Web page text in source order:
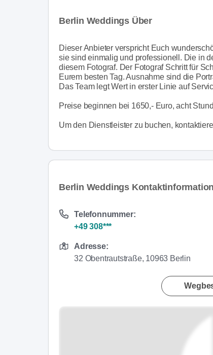
Berlin Weddings Über
Dieser Anbieter verspricht Euch
sie sind einmalig und professionell. Die in
diesem Fotograf. Der Fotograf Schritt für
Eurem besten Tag. Ausnahme sind die
Das Team legt Wert in erster Linie auf
Preise beginnen bei 1650,- Euro, acht
Um den Dienstleister zu buchen,
Berlin Weddings
Telefonnummer:
+49 308***
Adresse:
32 Obentrautstraße, 10963 Berlin